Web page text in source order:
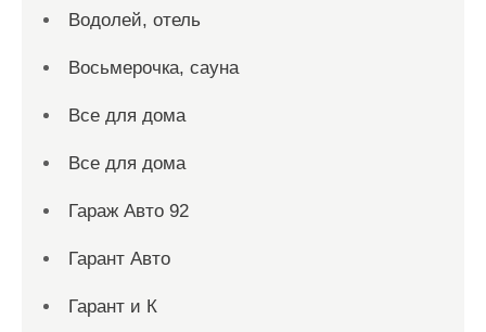
Водолей, отель
Восьмерочка, сауна
Все для дома
Все для дома
Гараж Авто 92
Гарант Авто
Гарант и К